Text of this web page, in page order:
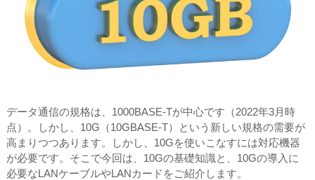
データ通信の規格は、1000BASE-Tが中心です（2022年3月時
点）。しかし、10G（10GBASE-T）という新しい規格の需要が
高まりつつあります。しかし、10Gを使いこなすには対応機器
が必要です。そこで今回は、10Gの基礎知識と、10Gの導入に
必要なLANケーブルやLANカードをご紹介します。